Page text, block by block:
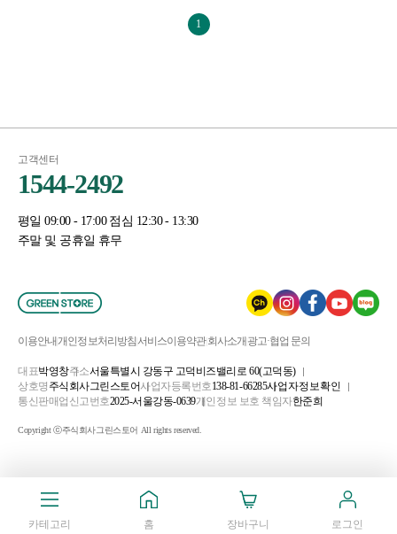
카테고리 홈 장바구니 로그인
1
고객센터
1544-2492
평일 09:00 - 17:00 점심 12:30 - 13:30
주말 및 공휴일 휴무
이용안내개인정보처리방침 서비스이용약관회사소개 광고·협업 문의
대표박영창주소서울특별시 강동구 고덕비즈밸리로 60(고덕동)
상호명 주식회사그린스토어사업자등록번호138-81-66285사업자정보확인
통신판매업신고번호2025-서울강동-0639개인정보 보호 책임자한준희
Copyright ⓒ주식회사그린스토어 All rights reserved.